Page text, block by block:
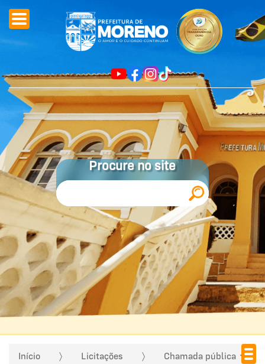
Procure no site
Início Licitações Chamada pública